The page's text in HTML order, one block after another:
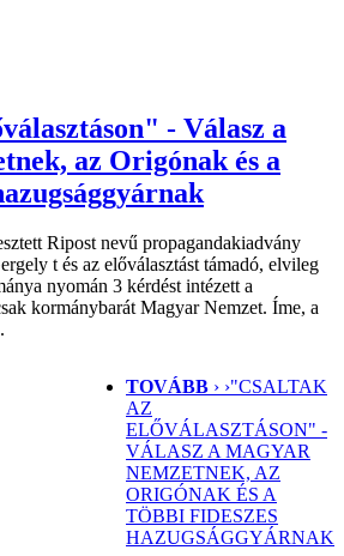
- Válasz a
az Origónak és a
Ripost nevű propagandakiadvány
t és az előválasztást támadó, elvileg
nyomán 3 kérdést intézett a
kormánybarát Magyar Nemzet. Íme, a
TOVÁBB › ›"CSALTAK
AZ
ELŐVÁLASZTÁSON" -
VÁLASZ A MAGYAR
NEMZETNEK, AZ
ORIGÓNAK ÉS A
TÖBBI FIDESZES
HAZUGSÁGGYÁRNAK